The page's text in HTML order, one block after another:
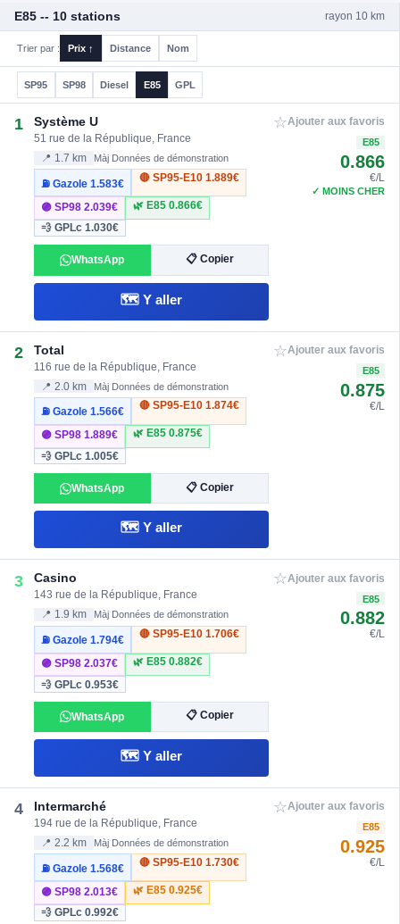
E85 -- 10 stations rayon 10 km
Trier par : Prix ↑ Distance Nom
SP95 SP98 Diesel E85 GPL
1 Système U
51 rue de la République, France
📍 1.7 km Màj Données de démonstration
⛽ Gazole1.583€
🔴 SP95-E10 1.889€
🟣 SP982.039€ 🌿 E85 0.866€
💨 GPLc1.030€
WhatsApp 📋 Copier
🗺️ Y aller
☆Ajouter aux favoris
E85
0.866
€/L
✓ MOINS CHER
2 Total
116 rue de la République, France
📍 2.0 km Màj Données de démonstration
⛽ Gazole1.566€
🔴 SP95-E10 1.874€
🟣 SP981.889€ 🌿 E85 0.875€
💨 GPLc1.005€
WhatsApp 📋 Copier
🗺️ Y aller
☆Ajouter aux favoris
E85
0.875
€/L
3 Casino
143 rue de la République, France
📍 1.9 km Màj Données de démonstration
⛽ Gazole1.794€
🔴 SP95-E10 1.706€
🟣 SP982.037€ 🌿 E85 0.882€
💨 GPLc0.953€
WhatsApp 📋 Copier
🗺️ Y aller
☆Ajouter aux favoris
E85
0.882
€/L
4 Intermarché
194 rue de la République, France
📍 2.2 km Màj Données de démonstration
⛽ Gazole1.568€
🔴 SP95-E10 1.730€
🟣 SP982.013€ 🌿 E85 0.925€
💨 GPLc0.992€
☆Ajouter aux favoris
E85
0.925
€/L